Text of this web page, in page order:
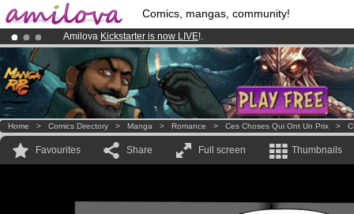
Comics, mangas, community!
Amilova Kickstarter is now LIVE!.
Premium membership from3.95 eurosper month !Get membership
Already 134393 membersand 1208 comics & mangas!.
Home > Comics Directory > Manga > Romance > Ces Choses Qui Ont Un Prix >
Favourites Share Full screen Thumbnails